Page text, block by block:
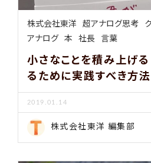
株式会社東洋 超アナログ思考
アナログ 本 社長 言葉
小さなことを積み上げ
るために実践すべき方法
2019.01.14
株式会社東洋 編集部